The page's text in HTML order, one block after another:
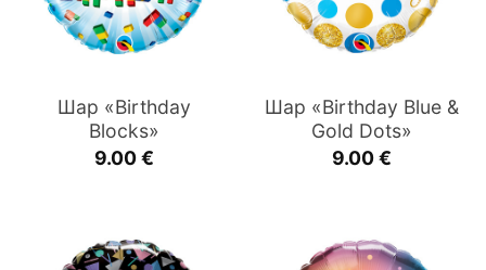
Шар «Birthday
Blocks»
9.00€
Шар «Birthday Blue &
Gold Dots»
9.00€